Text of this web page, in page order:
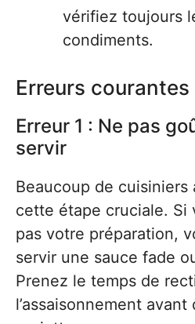
vérifiez toujours
condiments.
Erreurs
Erreur 1 : Ne pas
servir
Beaucoup de
cette étape cruciale. Si
pas votre préparation,
servir une sauce fade
Prenez le temps de
l’assaisonnement